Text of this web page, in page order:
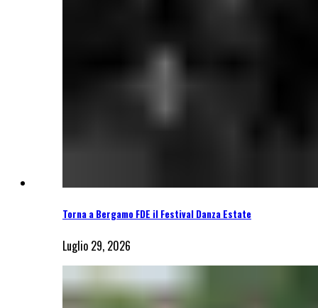
Torna a Bergamo FDE il Festival Danza Estate
Luglio 29, 2026